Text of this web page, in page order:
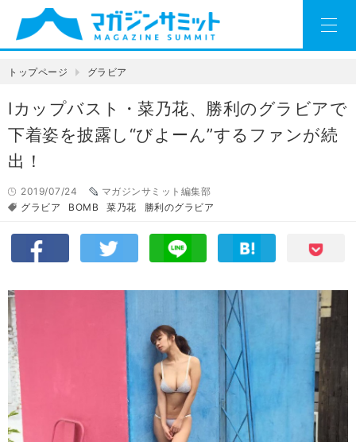
トップページ グラビア
Iカップバスト・菜乃花、勝利のグラビアで
下着姿を披露し“びよーん”するファンが続
出！
2019/07/24
マガジンサミット編集部
グラビア
BOMB 菜乃花 勝利のグラビア